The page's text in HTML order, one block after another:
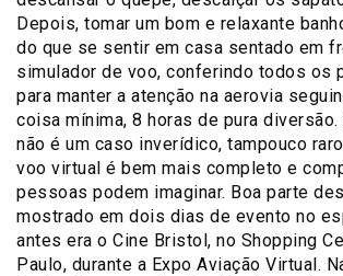
Depois, tomar um bom e relaxante
do que se sentir em casa sentado em
simulador de voo, conferindo todos os
para manter a atenção na aerovia
coisa mínima, 8 horas de pura
não é um caso inverídico, tampouco
voo virtual é bem mais completo e
pessoas podem imaginar. Boa parte
mostrado em dois dias de evento no
antes era o Cine Bristol, no Shopping
Paulo, durante a Expo Aviação Virtual.